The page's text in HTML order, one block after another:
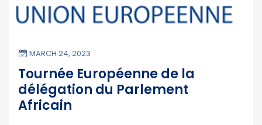
MARCH 24, 2023
Tournée Européenne de la
délégation du Parlement
Africain